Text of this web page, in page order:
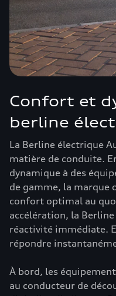
Confort et
berline
La Berline électrique
matière de conduite.
dynamique à des
de gamme, la marque
confort optimal au
accélération, la
réactivité immédiate.
répondre
À bord, les
au conducteur de